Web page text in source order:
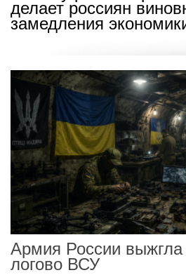
делает россиян
замедления
Армия России
логово ВСУ